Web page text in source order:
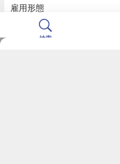
雇用形態
契約社員
検索